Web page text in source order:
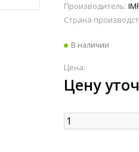
Производитель:
Страна
В наличии
Цена:
Цену